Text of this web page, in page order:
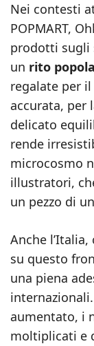
Nei contesti
POPMART,
prodotti sugli
un rito
regalate per il
accurata, per
delicato
rende
microcosmo
illustratori,
un pezzo di
Anche
su questo
una piena
aumentato, i
moltiplicati e